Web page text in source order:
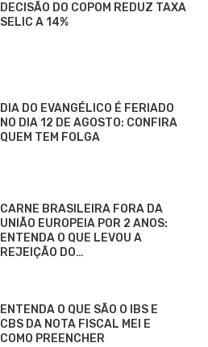
DECISÃO DO COPOM REDUZ TAXA
SELIC A 14%
DIA DO EVANGÉLICO É FERIADO
NO DIA 12 DE AGOSTO: CONFIRA
QUEM TEM FOLGA
CARNE BRASILEIRA FORA DA
UNIÃO EUROPEIA POR 2 ANOS:
ENTENDA O QUE LEVOU A
REJEIÇÃO DO…
ENTENDA O QUE SÃO O IBS E
CBS DA NOTA FISCAL MEI E
COMO PREENCHER